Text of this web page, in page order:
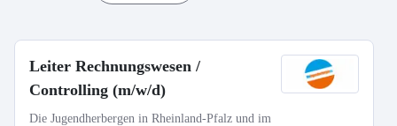
Leiter Rechnungswesen /
Controlling (m/w/d)
Die Jugendherbergen in Rheinland-Pfalz und im